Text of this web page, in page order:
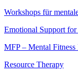
Workshops für
Emotional Support
MFP – Mental Fitness
Resource Therapy